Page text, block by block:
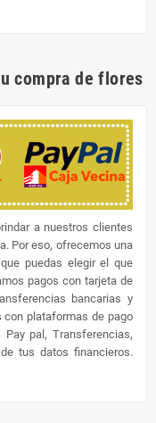
compra de flores
a nuestros clientes
Por eso, ofrecemos una
puedas elegir el que
pagos con tarjeta de
bancarias y
con plataformas de pago
pal, Transferencias,
tus datos financieros.